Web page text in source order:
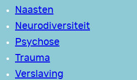
Naasten
Neurodiversiteit
Psychose
Trauma
Verslaving